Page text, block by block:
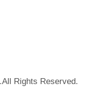
Rights Reserved.